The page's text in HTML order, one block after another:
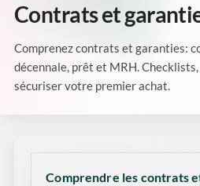
Contrats et
Comprenez contrats et garanties:
décennale, prêt et MRH.
sécuriser votre premier achat.
Comprendre les contrats